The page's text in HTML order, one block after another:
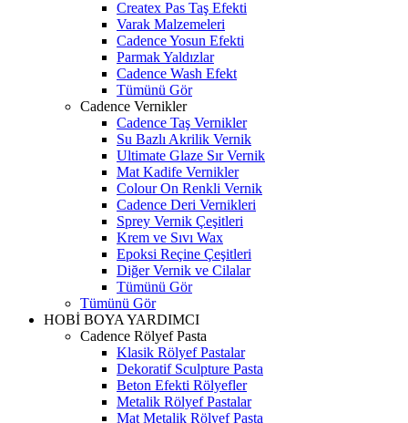
Createx Pas Taş Efekti
Varak Malzemeleri
Cadence Yosun Efekti
Parmak Yaldızlar
Cadence Wash Efekt
Tümünü Gör
Cadence Vernikler
Cadence Taş Vernikler
Su Bazlı Akrilik Vernik
Ultimate Glaze Sır Vernik
Mat Kadife Vernikler
Colour On Renkli Vernik
Cadence Deri Vernikleri
Sprey Vernik Çeşitleri
Krem ve Sıvı Wax
Epoksi Reçine Çeşitleri
Diğer Vernik ve Cilalar
Tümünü Gör
Tümünü Gör
HOBİ BOYA YARDIMCI
Cadence Rölyef Pasta
Klasik Rölyef Pastalar
Dekoratif Sculpture Pasta
Beton Efekti Rölyefler
Metalik Rölyef Pastalar
Mat Metalik Rölyef Pasta